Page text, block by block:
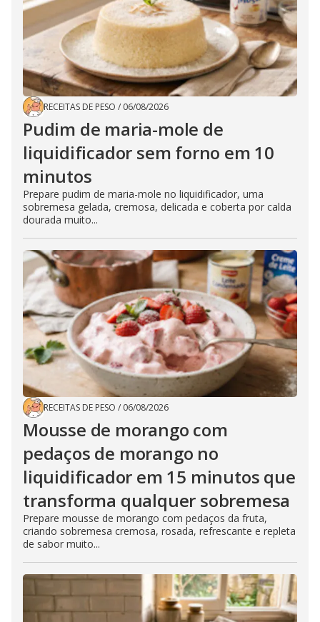
RECEITAS DE PESO / 06/08/2026
Pudim de maria-mole de
liquidificador sem forno em 10
minutos
Prepare pudim de maria-mole no liquidificador, uma
sobremesa gelada, cremosa, delicada e coberta por calda
dourada muito...
RECEITAS DE PESO / 06/08/2026
Mousse de morango com
pedaços de morango no
liquidificador em 15 minutos que
transforma qualquer sobremesa
Prepare mousse de morango com pedaços da fruta,
criando sobremesa cremosa, rosada, refrescante e repleta
de sabor muito...